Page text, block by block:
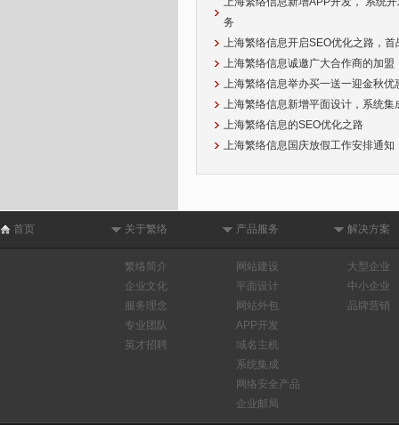
务
上海繁络信息开启SEO优化之路，首
上海繁络信息诚邀广大合作商的加盟
上海繁络信息举办买一送一迎金秋优
上海繁络信息新增平面设计，系统集
上海繁络信息的SEO优化之路
上海繁络信息国庆放假工作安排通知
首页 关于繁络 产品服务 解决方案
繁络简介
企业文化
服务理念
专业团队
英才招聘
网站建设
平面设计
网站外包
APP开发
域名主机
系统集成
网络安全产品
企业邮局
大型企业
中小企业
品牌营销